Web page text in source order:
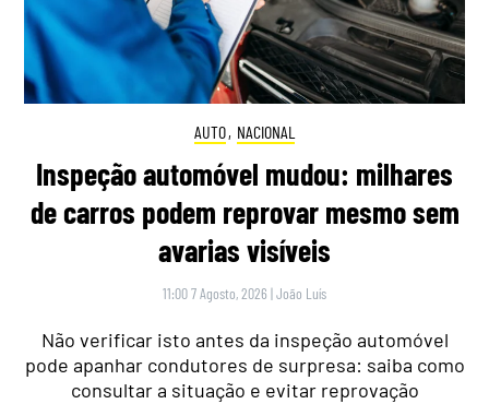
AUTO, NACIONAL
Inspeção automóvel mudou: milhares
de carros podem reprovar mesmo sem
avarias visíveis
11:00 7 Agosto, 2026 |João Luís
Não verificar isto antes da inspeção automóvel
pode apanhar condutores de surpresa: saiba como
consultar a situação e evitar reprovação